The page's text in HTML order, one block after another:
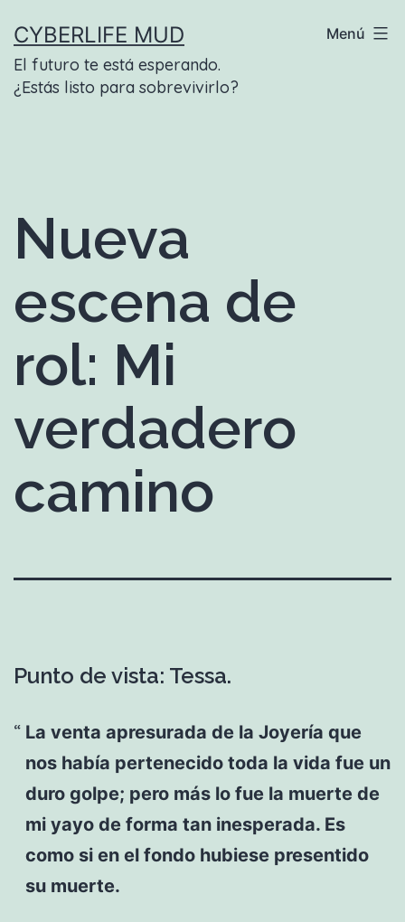
contenido
CYBERLIFE MUD
El futuro te está esperando.
¿Estás listo para sobrevivirlo?
Menú
Nueva
escena de
rol: Mi
verdadero
camino
Punto de vista: Tessa.
La venta apresurada de la Joyería que
nos había pertenecido toda la vida fue un
duro golpe; pero más lo fue la muerte de
mi yayo de forma tan inesperada. Es
como si en el fondo hubiese presentido
su muerte.